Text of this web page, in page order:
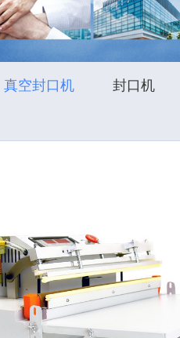
真空封口机 封口机